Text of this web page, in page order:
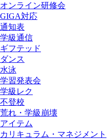
オンライン研修会
GIGA対応
通知表
学級通信
ギフテッド
ダンス
水泳
学習発表会
学級レク
不登校
荒れ・学級崩壊
アイテム
カリキュラム・マネジメント